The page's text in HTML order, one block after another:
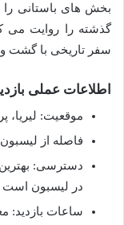
بخش های باستانی را
گذشته را روایت می
سفر تاریخی با گشت و
اطلاعات عملی
موقعیت: لیریا،
فاصله از لیسبون: حدود ۱۴۰ تا ۱۵۰
در لیسبون است که حدود ۱.۵ تا ۲